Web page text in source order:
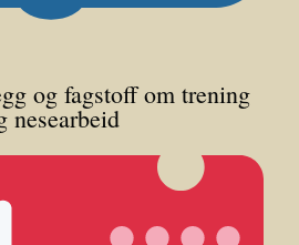
og fagstoff om trening
nesearbeid